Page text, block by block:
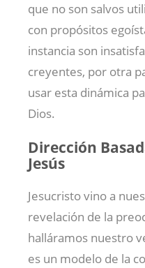
que no son salvos
con propósitos
instancia son
creyentes, por otra
usar esta dinámica
Dios.
Dirección
Jesús
Jesucristo vino a
revelación de la
halláramos nuestro
es un modelo de la